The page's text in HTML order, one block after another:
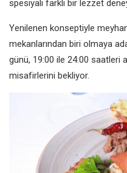
spesiyali farklı bir lezzet
Yenilenen konseptiyle
mekanlarından biri olmaya
günü, 19:00 ile 24:00 saatleri
misafirlerini bekliyor.